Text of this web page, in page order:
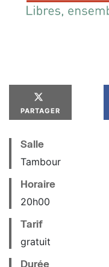
PARTAGER
Salle
Tambour
Horaire
20h00
Tarif
gratuit
Durée